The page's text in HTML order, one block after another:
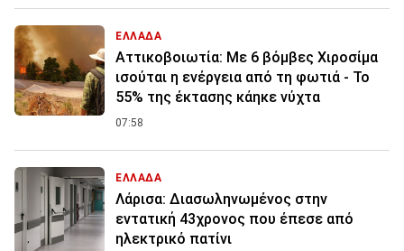
ΕΛΛΑΔΑ
Αττικοβοιωτία: Με 6 βόμβες Χιροσίμα
ισούται η ενέργεια από τη φωτιά - Το
55% της έκτασης κάηκε νύχτα
07:58
ΕΛΛΑΔΑ
Λάρισα: Διασωληνωμένος στην
εντατική 43χρονος που έπεσε από
ηλεκτρικό πατίνι